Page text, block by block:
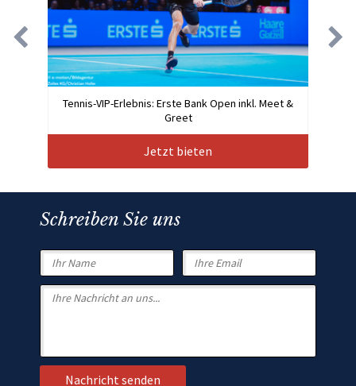
Tennis-VIP-Erlebnis: Erste Bank Open inkl. Meet &
Greet
Jetzt bieten
Schreiben Sie uns